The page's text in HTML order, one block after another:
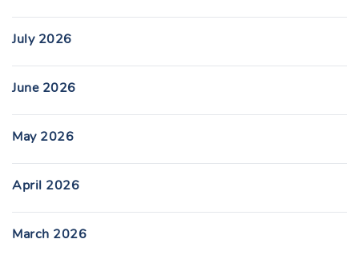
July 2026
June 2026
May 2026
April 2026
March 2026